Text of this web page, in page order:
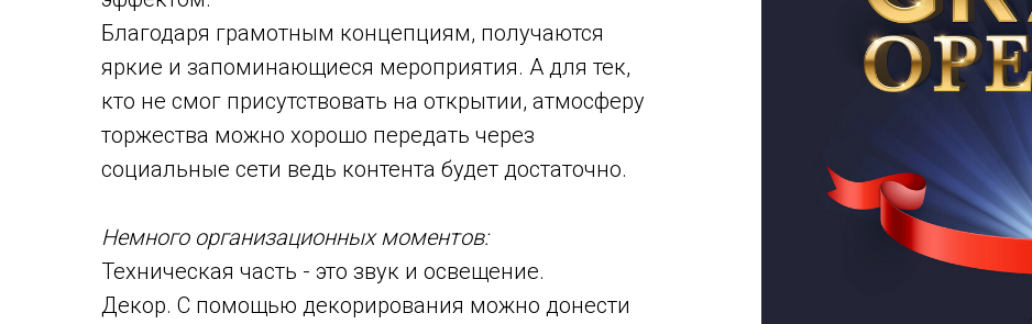
Благодаря грамотным концепциям, получаются
яркие и запоминающиеся мероприятия. А для тек,
кто не смог присутствовать на открытии, атмосферу
торжества можно хорошо передать через
социальные сети ведь контента будет достаточно.
Немного организационных моментов:
Техническая часть - это звук и освещение.
Декор. С помощью декорирования можно донести